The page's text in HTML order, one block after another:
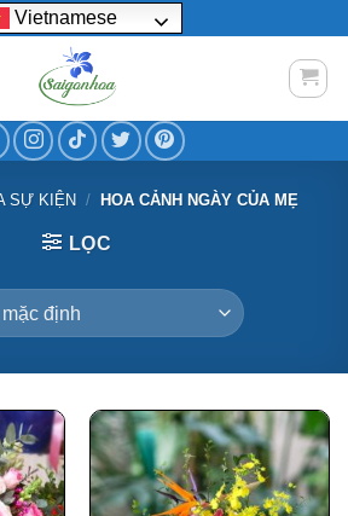
Vietnamese
SỰ KIỆN / HOA CẢNH NGÀY CỦA MẸ
LỌC